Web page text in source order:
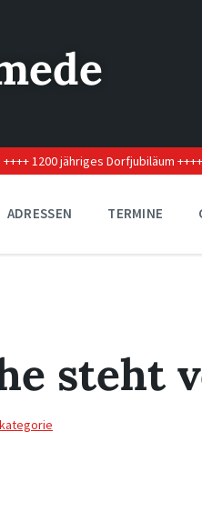
++++ 1200 jähriges Dorfjubiläum ++++
ADRESSEN TERMINE
steht